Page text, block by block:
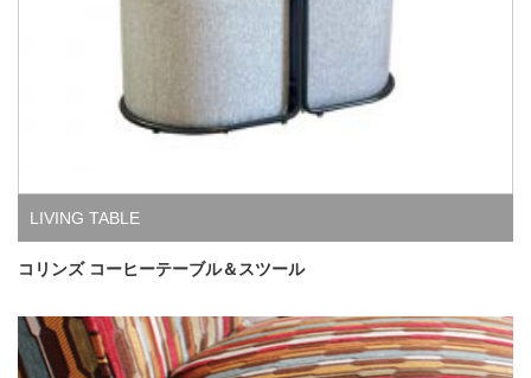
LIVING TABLE
コリンズ コーヒーテーブル＆スツール